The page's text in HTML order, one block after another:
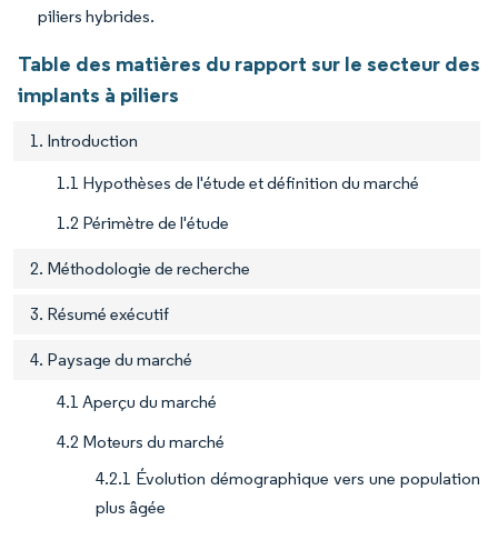
piliers hybrides.
Table des matières du rapport sur le secteur des
implants à piliers
1. Introduction
1.1 Hypothèses de l'étude et définition du marché
1.2 Périmètre de l'étude
2. Méthodologie de recherche
3. Résumé exécutif
4. Paysage du marché
4.1 Aperçu du marché
4.2 Moteurs du marché
4.2.1 Évolution démographique vers une population
plus âgée